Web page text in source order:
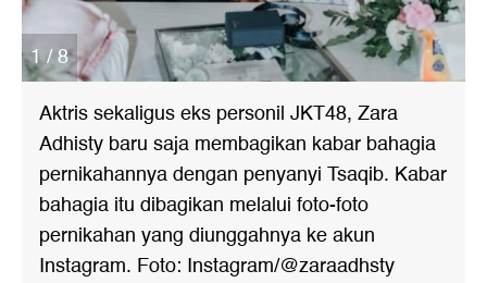
1 / 8
Aktris sekaligus eks personil JKT48, Zara
Adhisty baru saja membagikan kabar bahagia
pernikahannya dengan penyanyi Tsaqib. Kabar
bahagia itu dibagikan melalui foto-foto
pernikahan yang diunggahnya ke akun
Instagram. Foto: Instagram/@zaraadhsty